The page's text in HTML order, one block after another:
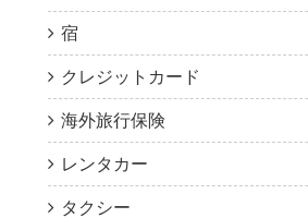
宿
クレジットカード
海外旅行保険
レンタカー
タクシー